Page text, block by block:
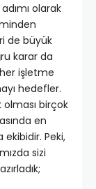
olarak
de büyük
karar da
işletme
hedefler.
olması birçok
en
Peki,
sizi